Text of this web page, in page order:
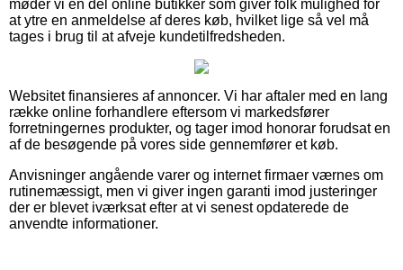
møder vi en del online butikker som giver folk mulighed for
at ytre en anmeldelse af deres køb, hvilket lige så vel må
tages i brug til at afveje kundetilfredsheden.
Websitet finansieres af annoncer. Vi har aftaler med en lang
række online forhandlere eftersom vi markedsfører
forretningernes produkter, og tager imod honorar forudsat en
af de besøgende på vores side gennemfører et køb.
Anvisninger angående varer og internet firmaer værnes om
rutinemæssigt, men vi giver ingen garanti imod justeringer
der er blevet iværksat efter at vi senest opdaterede de
anvendte informationer.